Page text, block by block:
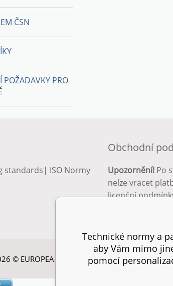
ČSN
POŽADAVKY PRO
standards | ISO Normy
Obchodní
Upozornění! Po
nelze vracet
licenční
© EUROPEAN STANDARD. Všechna práva
Technické normy a
aby Vám mimo
pomocí